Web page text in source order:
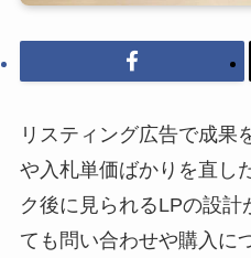
リスティング広告で成果
や入札単価ばかりを直し
ク後に見られるLPの設計
ても問い合わせや購入に